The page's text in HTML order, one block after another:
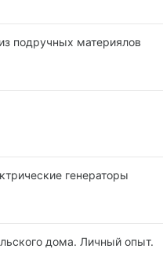
подручных материялов
генераторы
дома. Личный опыт.